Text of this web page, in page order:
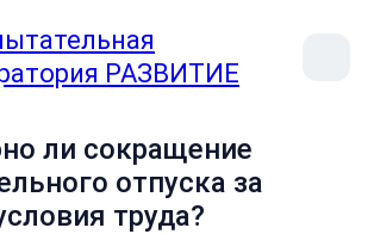
ли сокращение
отпуска за
труда?